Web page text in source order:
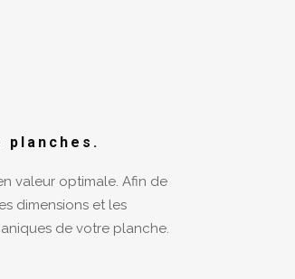
planches.
valeur optimale. Afin de
dimensions et les
de votre planche.